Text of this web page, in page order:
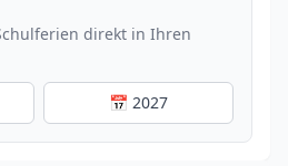
direkt in Ihren
📅 2027